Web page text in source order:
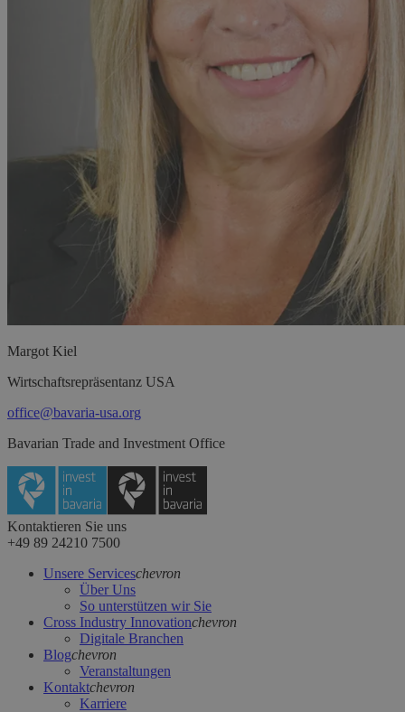
Margot Kiel
Wirtschaftsrepräsentanz USA
office@bavaria-usa.org
Bavarian Trade and Investment Office
Kontaktieren Sie uns
+49 89 24210 7500
Unsere Serviceschevron
Über Uns
So unterstützen wir Sie
Cross Industry Innovationchevron
Digitale Branchen
Blogchevron
Veranstaltungen
Kontaktchevron
Karriere